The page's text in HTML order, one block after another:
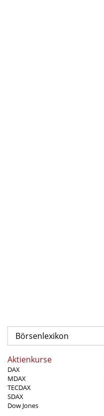
Börsenlexikon
Aktienkurse
DAX
MDAX
TECDAX
SDAX
Dow Jones